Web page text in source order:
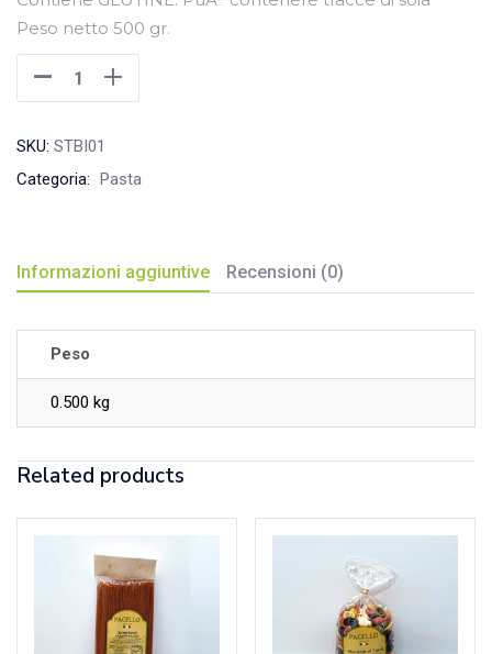
Peso netto 500 gr.
SKU: STBI01
Categoria: Pasta
Informazioni aggiuntive Recensioni (0)
Peso
0.500 kg
Related products